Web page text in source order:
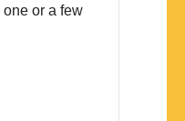
or a few